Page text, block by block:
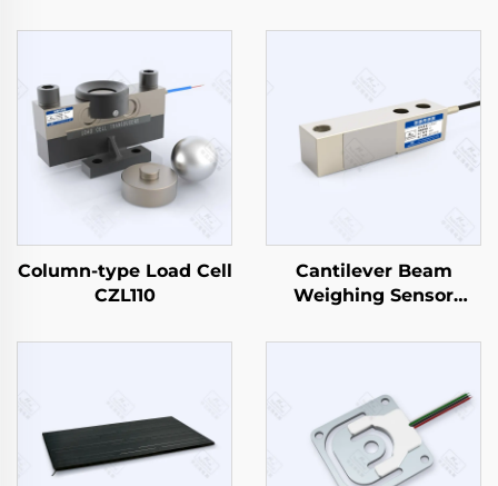
Column-type Load Cell
CZL110
Cantilever Beam
Weighing Sensor